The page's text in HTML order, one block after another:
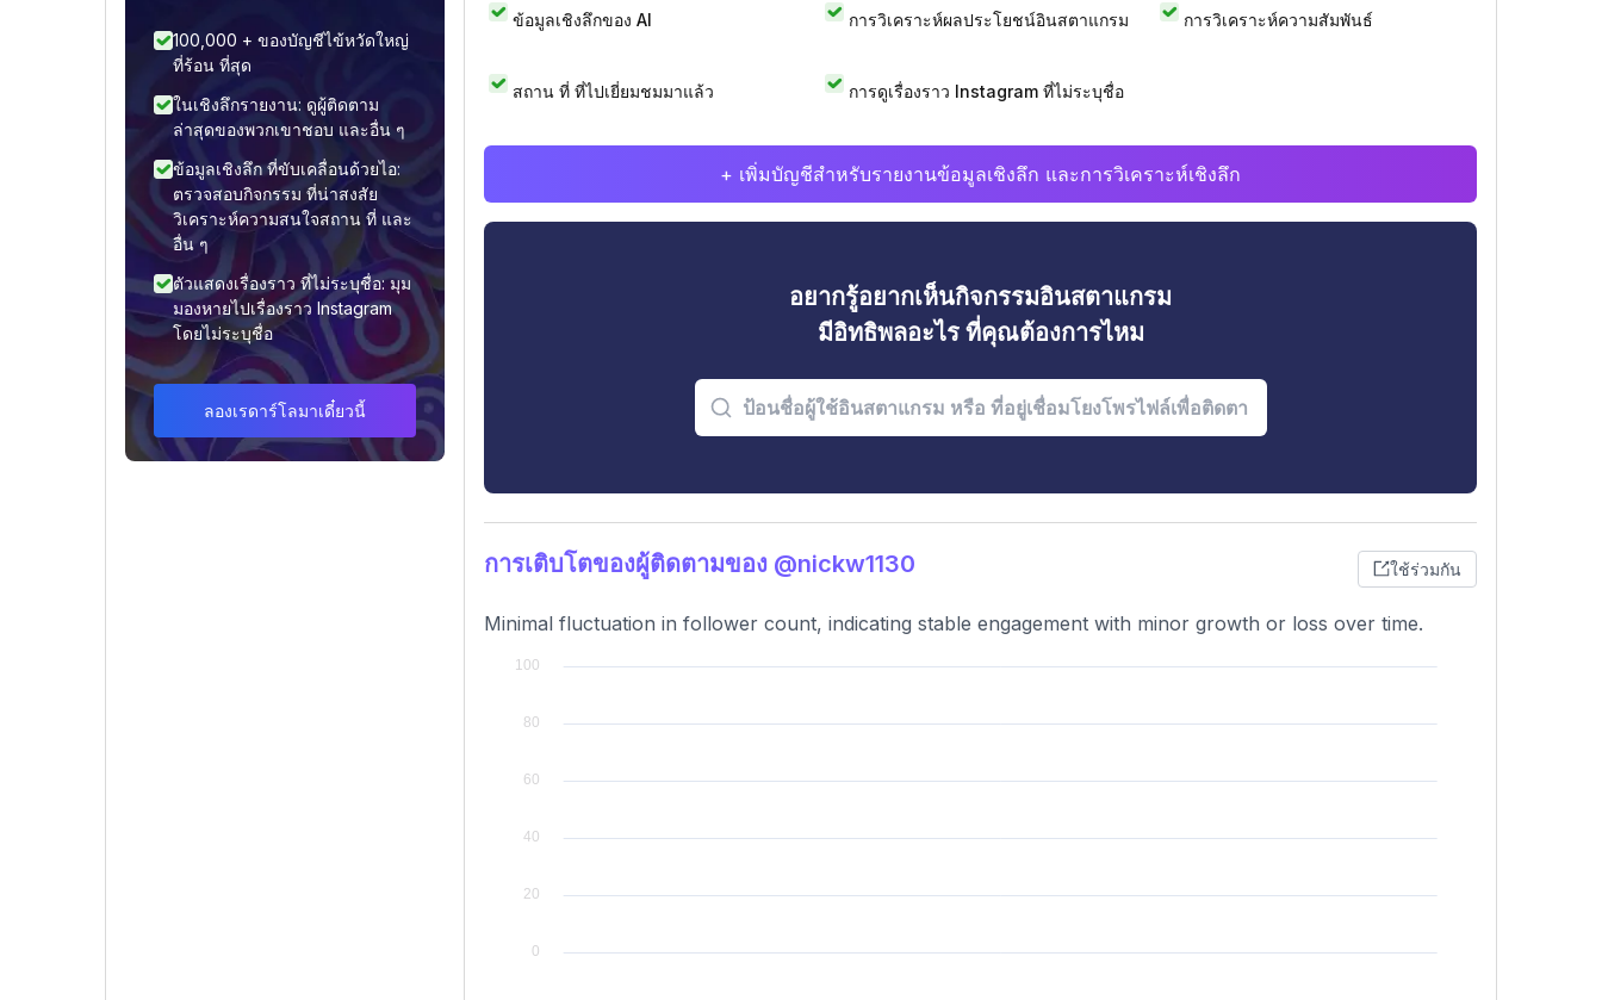
100,000 + ของบัญชีไข้หวัดใหญ่
ที่ร้อน ที่สุด
ในเชิงลึกรายงาน: ดูผู้ติดตาม
ล่าสุดของพวกเขาชอบ และอื่น ๆ
ข้อมูลเชิงลึก ที่ขับเคลื่อนด้วยไอ:
ตรวจสอบกิจกรรม ที่น่าสงสัย
วิเคราะห์ความสนใจสถาน ที่ และ
อื่น ๆ
ตัวแสดงเรื่องราว ที่ไม่ระบุชื่อ: มุม
มองหายไปเรื่องราว Instagram
โดยไม่ระบุชื่อ
ลองเรดาร์โลมาเดี๋ยวนี้
ข้อมูลเชิงลึกของ AI การวิเคราะห์ผลประโยชน์อินสตาแกรม การวิเคราะห์ความสัมพันธ์
สถาน ที่ ที่ไปเยี่ยมชมมาแล้ว การดูเรื่องราว Instagram ที่ไม่ระบุชื่อ
+ เพิ่มบัญชีสำหรับรายงานข้อมูลเชิงลึก และการวิเคราะห์เชิงลึก
อยากรู้อยากเห็นกิจกรรมอินสตาแกรม
มีอิทธิพลอะไร ที่คุณต้องการไหม
การเติบโตของผู้ติดตามของ @nickw1130 ใช้ร่วมกัน
Minimal fluctuation in follower count, indicating stable engagement with minor growth or loss over time.